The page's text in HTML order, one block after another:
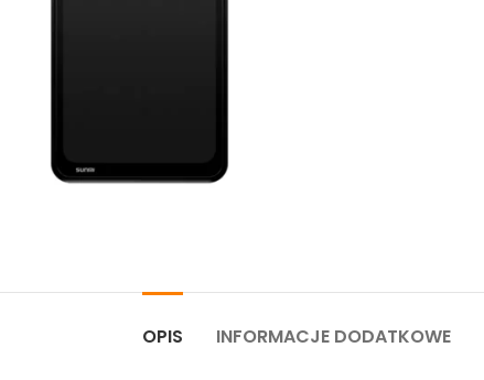
OPIS INFORMACJE DODATKOWE